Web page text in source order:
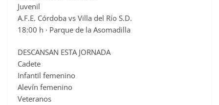
Juvenil
A.F.E. Córdoba vs Villa del Río S.D.
18:00 h · Parque de la Asomadilla
DESCANSAN ESTA JORNADA
Cadete
Infantil femenino
Alevín femenino
Veteranos